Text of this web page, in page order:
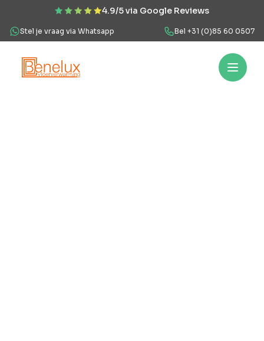
4.9/5 via Google Reviews
Stel je vraag via Whatsapp Bel +31 (0)85 60 0507